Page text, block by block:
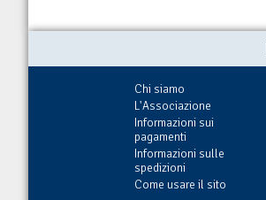
Chi siamo
L'Associazione
Informazioni sui
pagamenti
Informazioni sulle
spedizioni
Come usare il sito